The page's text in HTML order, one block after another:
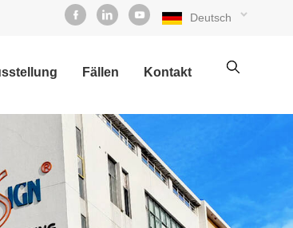
Deutsch
Fällen Kontakt